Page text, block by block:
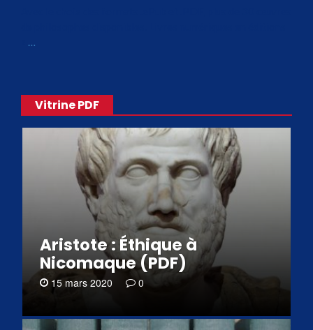
…
Vitrine PDF
Aristote : Éthique à
Nicomaque (PDF)
15 mars 2020 0